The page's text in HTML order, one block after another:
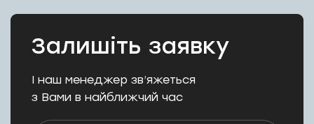
Залишіть заявку
І наш менеджер зв’яжеться
з Вами в найближчий час